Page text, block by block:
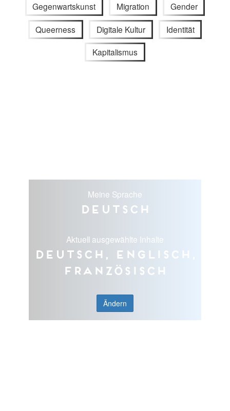
Gegenwartskunst Migration Gender
Queerness Digitale Kultur Identität
Kapitalismus
Meine Sprache
Deutsch
Aktuell ausgewählte Inhalte
Deutsch, Englisch,
Französisch
Ändern